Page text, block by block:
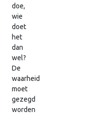
doe,
wie
doet
het
dan
wel?
De
waarheid
moet
gezegd
worden